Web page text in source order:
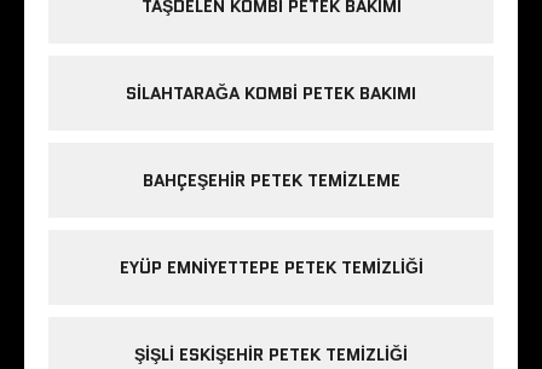
TAŞDELEN KOMBI PETEK BAKIMI
SILAHTARAĞA KOMBI PETEK BAKIMI
BAHÇEŞEHIR PETEK TEMIZLEME
EYÜP EMNIYETTEPE PETEK TEMIZLIĞI
ŞIŞLI ESKIŞEHIR PETEK TEMIZLIĞI